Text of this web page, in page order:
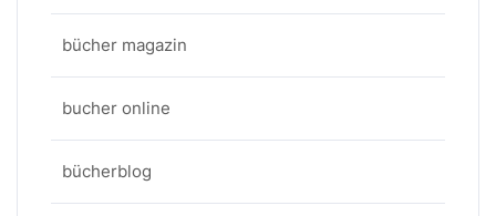
bücher magazin
bucher online
bücherblog